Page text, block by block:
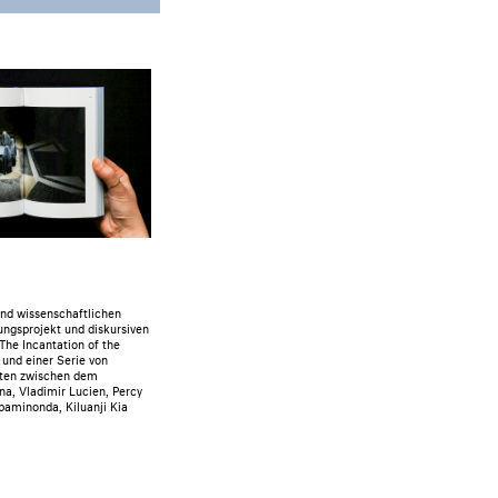
wissenschaftlichen
und diskursiven
Incantation of the
einer Serie von
zwischen dem
Vladimir Lucien, Percy
Kiluanji Kia